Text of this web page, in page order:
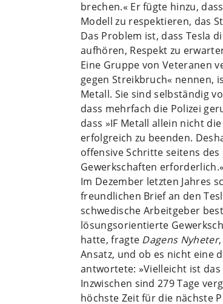
brechen.« Er fügte hinzu,
Modell zu respektieren, das
Das Problem ist, dass Tesla
aufhören, Respekt zu
Eine Gruppe von Veteranen
gegen Streikbruch« nennen,
Metall. Sie sind selbständig
dass mehrfach die Polizei
dass »IF Metall allein nicht
erfolgreich zu beenden.
offensive Schritte seitens
Gewerkschaften
Im Dezember letzten Jahres
freundlichen Brief an den
schwedische Arbeitgeber
lösungsorientierte
hatte, fragte Dagens Nyheter
Ansatz, und ob es nicht eine
antwortete: »Vielleicht ist das
Inzwischen sind 279 Tage
höchste Zeit für die nächste